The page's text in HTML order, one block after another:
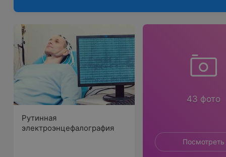
Рутинная
электроэнцефалография
43 фото
Посмотреть